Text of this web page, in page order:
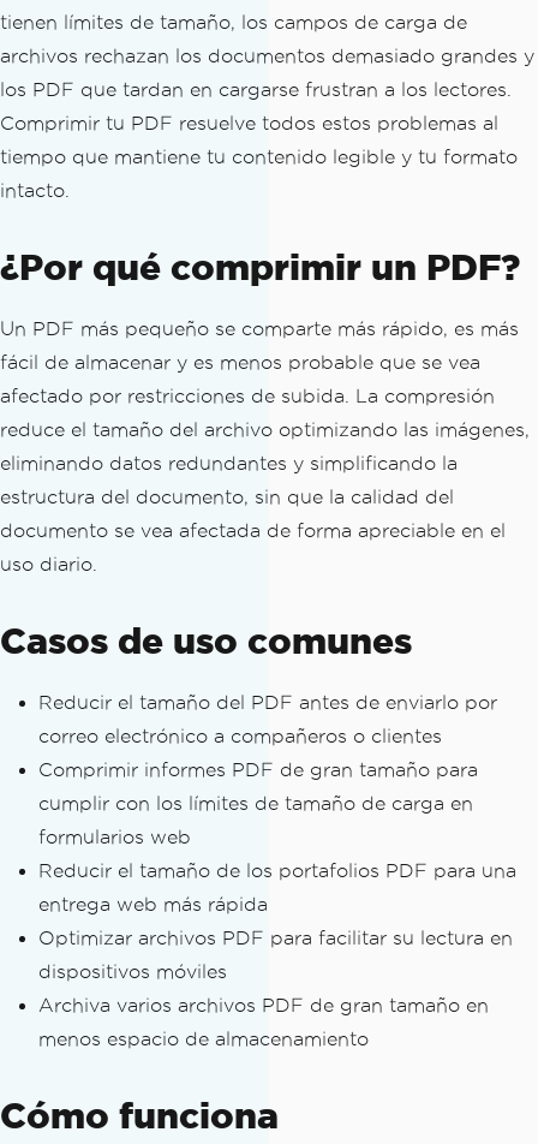
tienen límites de tamaño, los campos de carga de
archivos rechazan los documentos demasiado grandes y
los PDF que tardan en cargarse frustran a los lectores.
Comprimir tu PDF resuelve todos estos problemas al
tiempo que mantiene tu contenido legible y tu formato
intacto.
¿Por qué comprimir un PDF?
Un PDF más pequeño se comparte más rápido, es más
fácil de almacenar y es menos probable que se vea
afectado por restricciones de subida. La compresión
reduce el tamaño del archivo optimizando las imágenes,
eliminando datos redundantes y simplificando la
estructura del documento, sin que la calidad del
documento se vea afectada de forma apreciable en el
uso diario.
Casos de uso comunes
Reducir el tamaño del PDF antes de enviarlo por
correo electrónico a compañeros o clientes
Comprimir informes PDF de gran tamaño para
cumplir con los límites de tamaño de carga en
formularios web
Reducir el tamaño de los portafolios PDF para una
entrega web más rápida
Optimizar archivos PDF para facilitar su lectura en
dispositivos móviles
Archiva varios archivos PDF de gran tamaño en
menos espacio de almacenamiento
Cómo funciona